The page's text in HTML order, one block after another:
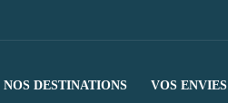
NOS DESTINATIONS VOS ENVIES